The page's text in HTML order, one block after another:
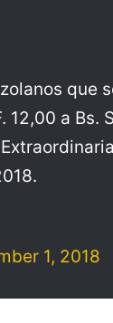
que
a Bs.
1, 2018